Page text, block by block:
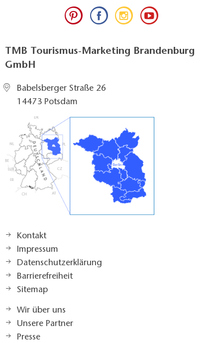
TMB Tourismus-Marketing Brandenburg
GmbH
Babelsberger Straße 26
14473 Potsdam
Kontakt
Impressum
Datenschutzerklärung
Barrierefreiheit
Sitemap
Wir über uns
Unsere Partner
Presse